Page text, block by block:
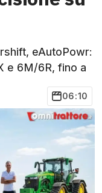
eAutoPowr:
e 6M/6R, fino a
06:10